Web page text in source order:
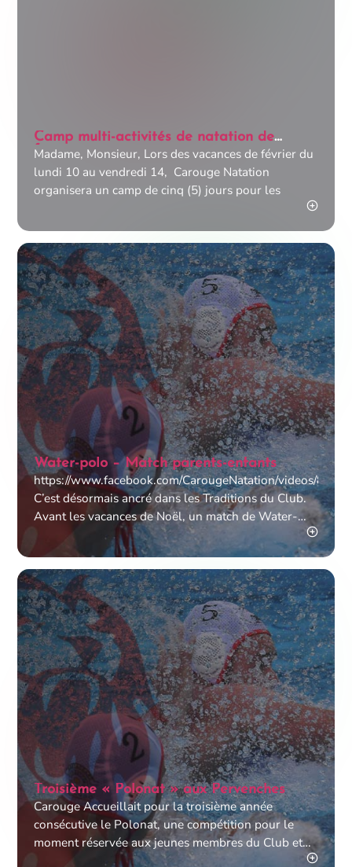
Camp multi-activités de natation de
février
Madame, Monsieur, Lors des vacances de février du
lundi 10 au vendredi 14, Carouge Natation
organisera un camp de cinq (5) jours pour les
Water-polo – Match parents-enfants
https://www.facebook.com/CarougeNatation/videos/
C’est désormais ancré dans les Traditions du Club.
Avant les vacances de Noël, un match de Water-
polo oppose les parents à leurs enfants,
Troisième « Polonat » aux Pervenches
Carouge Accueillait pour la troisième année
consécutive le Polonat, une compétition pour le
moment réservée aux jeunes membres du Club et
dont le principe